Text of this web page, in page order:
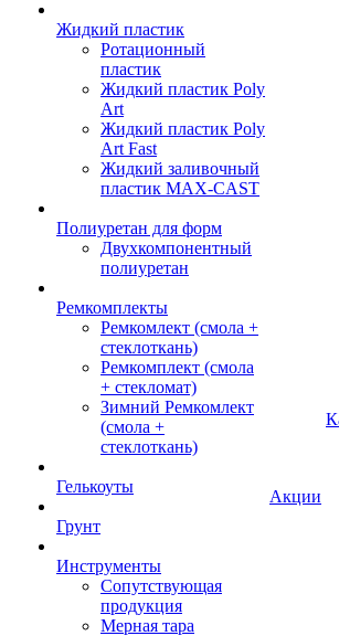
Жидкий пластик
Ротационный
пластик
Жидкий пластик Poly
Art
Жидкий пластик Poly
Art Fast
Жидкий заливочный
пластик MAX-CAST
Полиуретан для форм
Двухкомпонентный
полиуретан
Ремкомплекты
Ремкомлект (смола +
стеклоткань)
Ремкомплект (смола
+ стекломат)
Зимний Ремкомлект
(смола +
стеклоткань)
Гелькоуты
Грунт
Инструменты
Сопутствующая
продукция
Мерная тара
Акции